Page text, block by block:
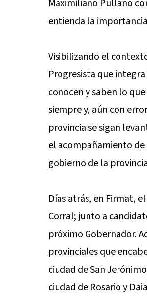
Maximiliano Pullano
entienda la
Visibilizando el
Progresista que
conocen y saben lo
siempre y, aún con
provincia se sigan
el acompañamiento
gobierno de la
Días atrás, en Firmat,
Corral; junto a
próximo Gobernador.
provinciales que
ciudad de San
ciudad de Rosario y